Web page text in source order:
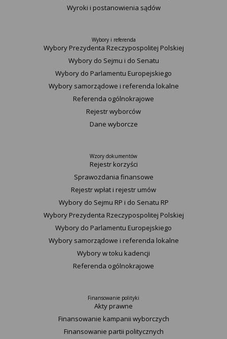
Wyroki i postanowienia sądów
Wybory i referenda
Wybory Prezydenta Rzeczypospolitej Polskiej
Wybory do Sejmu i do Senatu
Wybory do Parlamentu Europejskiego
Wybory samorządowe i referenda lokalne
Referenda ogólnokrajowe
Rejestr wyborców
Dane wyborcze
Wzory dokumentów
Rejestr korzyści
Sprawozdania finansowe
Rejestr wpłat i rejestr umów
Wybory do Sejmu RP i do Senatu RP
Wybory Prezydenta Rzeczypospolitej Polskiej
Wybory do Parlamentu Europejskiego
Wybory samorządowe i referenda lokalne
Wybory w toku kadencji
Referenda ogólnokrajowe
Finansowanie polityki
Akty prawne
Finansowanie kampanii wyborczych
Finansowanie partii politycznych